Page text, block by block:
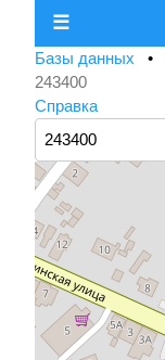
☰
Базы данных •
243400
Справка